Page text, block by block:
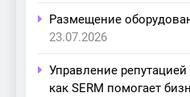
Размещение
23.07.2026
Управление репутацией
как SERM помогает